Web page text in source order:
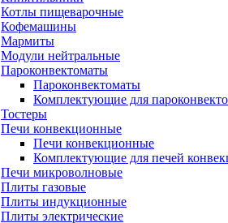
Котлы пищеварочные
Кофемашины
Мармиты
Модули нейтральные
Пароконвектоматы
Пароконвектоматы
Комплектующие для
Тостеры
Печи конвекционные
Печи конвекционные
Комплектующие для печей
Печи микроволновые
Плиты газовые
Плиты индукционные
Плиты электрические